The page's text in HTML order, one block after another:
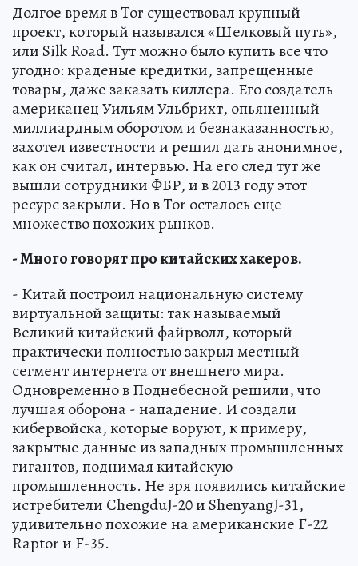
Долгое время в Tor существовал крупный
проект, который назывался «Шелковый путь»,
или Silk Road. Тут можно было купить все что
угодно: краденые кредитки, запрещенные
товары, даже заказать киллера. Его создатель
американец Уильям Ульбрихт, опьяненный
миллиардным оборотом и безнаказанностью,
захотел известности и решил дать анонимное,
как он считал, интервью. На его след тут же
вышли сотрудники ФБР, и в 2013 году этот
ресурс закрыли. Но в Tor осталось еще
множество похожих рынков.
- Много говорят про китайских хакеров.
- Китай построил национальную систему
виртуальной защиты: так называемый
Великий китайский файрволл, который
практически полностью закрыл местный
сегмент интернета от внешнего мира.
Одновременно в Поднебесной решили, что
лучшая оборона - нападение. И создали
кибервойска, которые воруют, к примеру,
закрытые данные из западных промышленных
гигантов, поднимая китайскую
промышленность. Не зря появились китайские
истребители ChengduJ-20 и ShenyangJ-31,
удивительно похожие на американские F-22
Raptor и F-35.